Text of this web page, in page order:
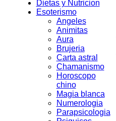
Dietas y Nutricion
Esoterismo
Angeles
Animitas
Aura
Brujeria
Carta astral
Chamanismo
Horoscopo
chino
Magia blanca
Numerologia
Parapsicologia